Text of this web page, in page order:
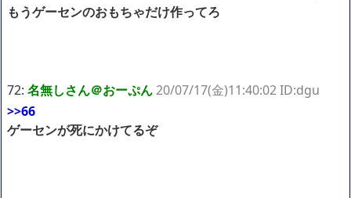
もうゲーセンのおもちゃだけ作ってろ
72: 名無しさん＠おーぷん20/07/17(金)11:40:02 ID:dgu
>>66
ゲーセンが死にかけてるぞ